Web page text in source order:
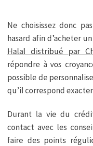
Ne choisissez donc
hasard afin d’acheter
Halal distribué par
répondre à vos
possible de
qu’il correspond
Durant la vie du
contact avec les
faire des points